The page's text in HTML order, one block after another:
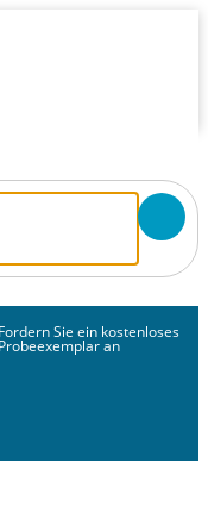
Fordern Sie ein kostenloses
Probeexemplar an